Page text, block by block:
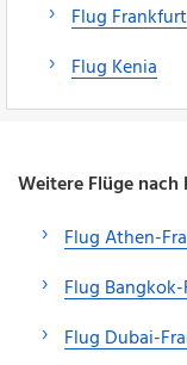
Flug Frankfurt
Flug Kenia
Weitere Flüge
Flug Athen-
Flug
Flug Dubai-